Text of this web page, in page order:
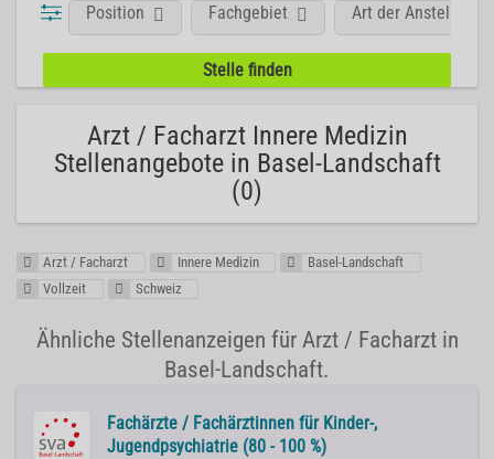
Position Fachgebiet Art der Anstellung
Arzt / Facharzt Innere Medizin
Stellenangebote in Basel-Landschaft
(0)
Arzt / Facharzt Innere Medizin
Basel-Landschaft
Vollzeit
Schweiz
Ähnliche Stellenanzeigen für Arzt / Facharzt in
Basel-Landschaft.
Fachärzte / Fachärztinnen für Kinder-,
Jugendpsychiatrie (80 - 100 %)